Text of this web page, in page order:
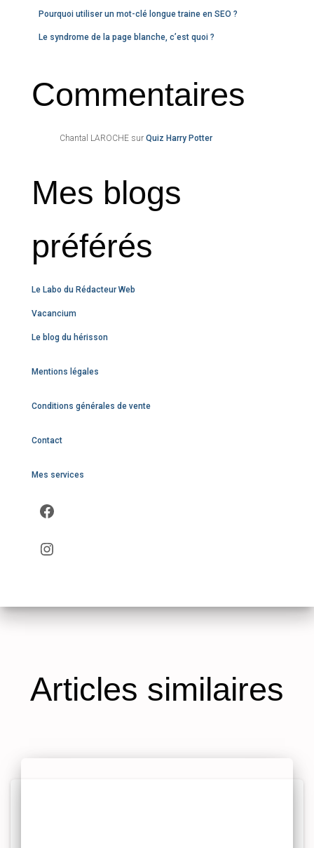
Pourquoi utiliser un mot-clé longue traine en SEO ?
Le syndrome de la page blanche, c’est quoi ?
Commentaires
Chantal LAROCHE sur Quiz Harry Potter
Mes blogs
préférés
Le Labo du Rédacteur Web
Vacancium
Le blog du hérisson
Mentions légales
Conditions générales de vente
Contact
Mes services
Articles similaires